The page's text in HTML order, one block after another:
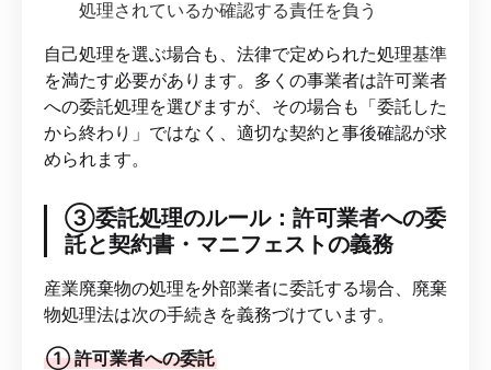
処理されているか確認する責任を負う
自己処理を選ぶ場合も、法律で定められた処理基準
を満たす必要があります。多くの事業者は許可業者
への委託処理を選びますが、その場合も「委託した
から終わり」ではなく、適切な契約と事後確認が求
められます。
③委託処理のルール：許可業者への委
託と契約書・マニフェストの義務
産業廃棄物の処理を外部業者に委託する場合、廃棄
物処理法は次の手続きを義務づけています。
① 許可業者への委託